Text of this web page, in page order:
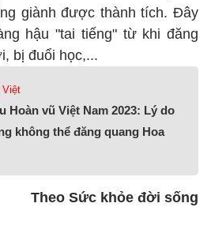
giành được thành tích. Đây
hậu "tai tiếng" từ khi đăng
bị đuổi học,...
Việt
Hoàn vũ Việt Nam 2023: Lý do
không thể đăng quang Hoa
Theo Sức khỏe đời sống